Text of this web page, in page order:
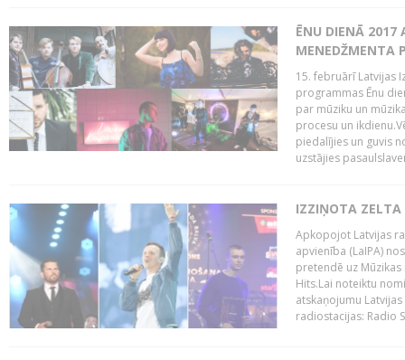
ĒNU DIENĀ 2017
MENEDŽMENTA
15. februārī Latvijas
programmas Ēnu
par mūziku un
procesu un
piedalījies un guvis
uzstājies
IZZIŅOTA ZELTA
Apkopojot Latvijas
apvienība (LaIPA)
pretendē uz
Hits.Lai noteiktu
atskaņojumu
radiostacijas: Radio